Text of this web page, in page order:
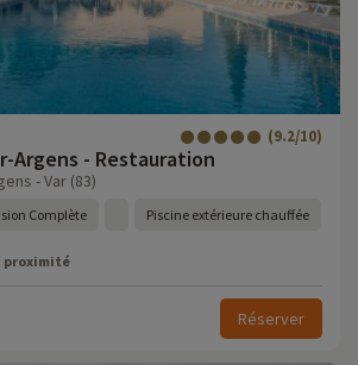
Argens - Restauration
(9.2/10)
- Var (83)
Complète Piscine extérieure chauffée
proximité
Réserver